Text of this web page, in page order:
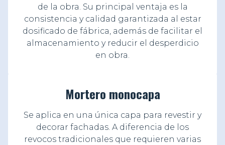
de la obra. Su principal ventaja es la
consistencia y calidad garantizada al estar
dosificado de fábrica, además de facilitar el
almacenamiento y reducir el desperdicio
en obra.
Mortero monocapa
Se aplica en una única capa para revestir y
decorar fachadas. A diferencia de los
revocos tradicionales que requieren varias